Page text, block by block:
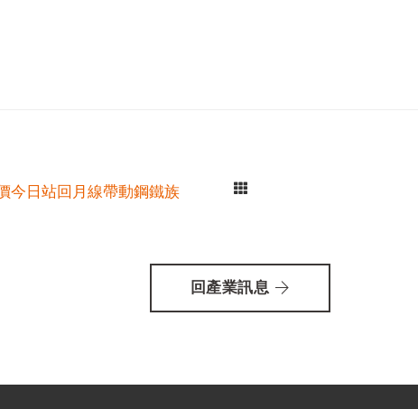
今日站回月線帶動鋼鐵族
回產業訊息